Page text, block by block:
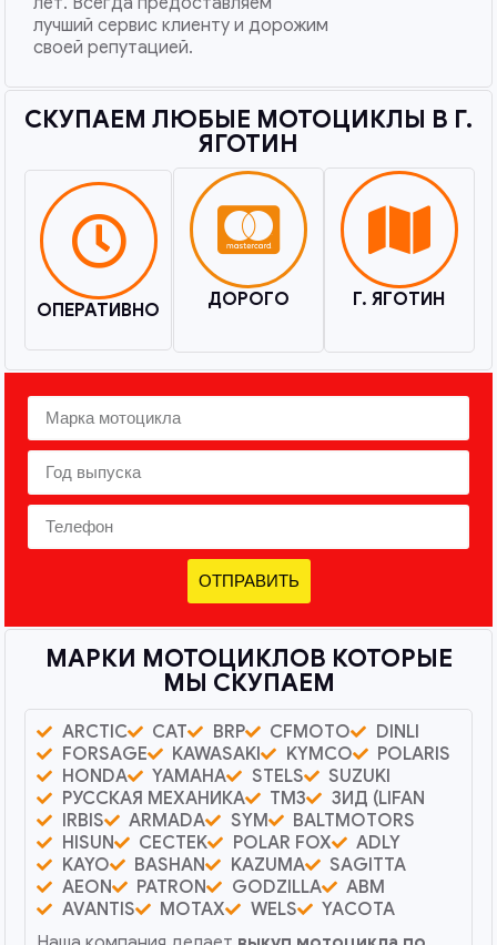
лучший сервис клиенту и дорожим
своей репутацией.
СКУПАЕМ ЛЮБЫЕ МОТОЦИКЛЫ В Г.
ЯГОТИН​
ОПЕРАТИВНО ДОРОГО Г. ЯГОТИН
ОТПРАВИТЬ
МАРКИ МОТОЦИКЛОВ КОТОРЫЕ
МЫ СКУПАЕМ
ARCTIC CAT BRP CFMOTO
DINLI
FORSAGE
KAWASAKI KYMCO
POLARIS
HONDA
YAMAHA STELS
SUZUKI
РУССКАЯ МЕХАНИКА
ТМЗ
ЗИД (LIFAN
IRBIS
ARMADA SYM
BALTMOTORS
HISUN
CECTEK POLAR FOX
ADLY
KAYO
BASHAN KAZUMA
SAGITTA
AEON
PATRON GODZILLA
ABM
AVANTIS
MOTAX WELS
YACOTA